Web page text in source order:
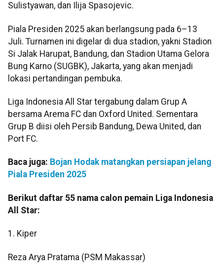
Sulistyawan, dan Ilija Spasojevic.
Piala Presiden 2025 akan berlangsung pada 6–13
Juli. Turnamen ini digelar di dua stadion, yakni Stadion
Si Jalak Harupat, Bandung, dan Stadion Utama Gelora
Bung Karno (SUGBK), Jakarta, yang akan menjadi
lokasi pertandingan pembuka.
Liga Indonesia All Star tergabung dalam Grup A
bersama Arema FC dan Oxford United. Sementara
Grup B diisi oleh Persib Bandung, Dewa United, dan
Port FC.
Baca juga: Bojan Hodak matangkan persiapan jelang
Piala Presiden 2025
Berikut daftar 55 nama calon pemain Liga Indonesia
All Star:
1. Kiper
Reza Arya Pratama (PSM Makassar)